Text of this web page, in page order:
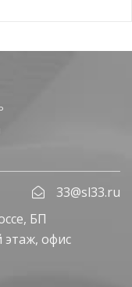
33@sl33.ru
БП
этаж, офис